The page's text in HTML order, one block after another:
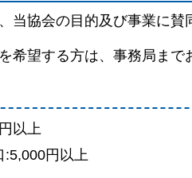
当協会の目的及び事業に
希望する方は、事務局まで
以上
:5,000円以上